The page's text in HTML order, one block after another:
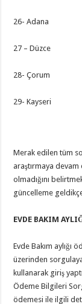
26- Adana
27 – Düzce
28- Çorum
29- Kayseri
Merak edilen tüm
araştırmaya
olmadığını
güncelleme
EVDE BAKIM
Evde Bakım aylığı
üzerinden
kullanarak giriş
Ödeme Bilgileri
ödemesi ile ilgili